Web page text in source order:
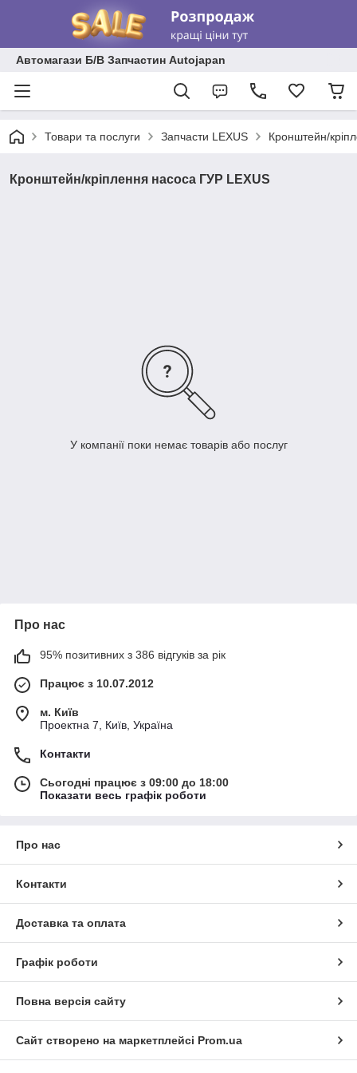
Автомагази Б/В Запчастин Autojapan
Товари та послуги Запчасти LEXUS Кронштейн/
Кронштейн/кріплення насоса ГУР LEXUS
У компанії поки немає товарів або послуг
Про нас
95% позитивних з 386 відгуків за рік
Працює з 10.07.2012
м. Київ
Проектна 7, Київ, Україна
Контакти
Сьогодні працює з 09:00 до 18:00
Показати весь графік роботи
Про нас
Контакти
Доставка та оплата
Графік роботи
Повна версія сайту
Сайт створено на маркетплейсі Prom.ua